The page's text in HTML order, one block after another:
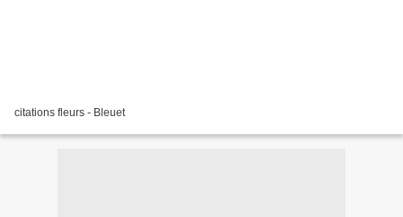
citations fleurs - Bleuet